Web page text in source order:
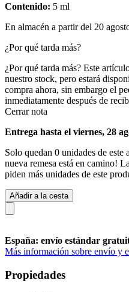
Contenido: 5 ml
En almacén a partir del 20
¿Por qué tarda más?
¿Por qué tarda más? Este
nuestro stock, pero estará
compra ahora, sin embargo el
inmediatamente después de
Cerrar nota
Entrega hasta el viernes, 28
Solo quedan 0 unidades de este
nueva remesa está en camino!
piden más unidades de este
Añadir a la cesta
España: envío estándar
Más información sobre envío y
Propiedades